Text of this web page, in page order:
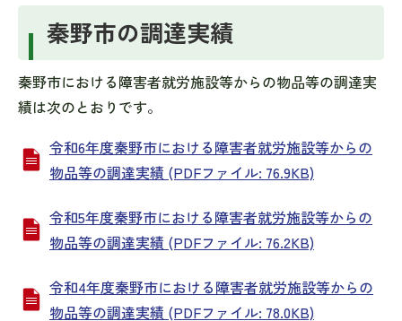
秦野市の調達実績
秦野市における障害者就労施設等からの物品等の調達実
績は次のとおりです。
令和6年度秦野市における障害者就労施設等からの
物品等の調達実績 (PDFファイル: 76.9KB)
令和5年度秦野市における障害者就労施設等からの
物品等の調達実績 (PDFファイル: 76.2KB)
令和4年度秦野市における障害者就労施設等からの
物品等の調達実績 (PDFファイル: 78.0KB)